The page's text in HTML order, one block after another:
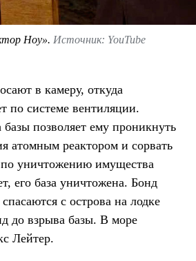
Ноу». Источник: YouTube
в камеру, откуда
по системе вентиляции.
позволяет ему проникнуть
атомным реактором и сорвать
уничтожению имущества
его база уничтожена. Бонд
с острова на лодке
до взрыва базы. В море
Лейтер.